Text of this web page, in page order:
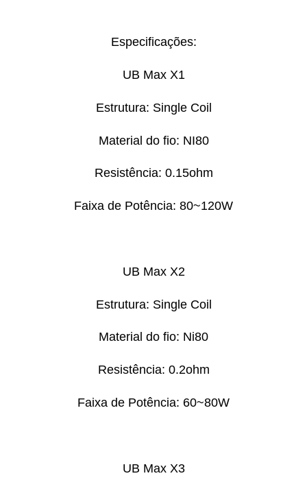
Especificações:
UB Max X1
Estrutura: Single Coil
Material do fio: NI80
Resistência: 0.15ohm
Faixa de Potência: 80~120W
UB Max X2
Estrutura: Single Coil
Material do fio: Ni80
Resistência: 0.2ohm
Faixa de Potência: 60~80W
UB Max X3